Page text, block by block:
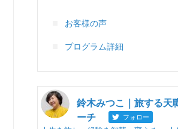
お客様の声
プログラム詳細
鈴木みつこ｜旅する天
ーチ
フォロー